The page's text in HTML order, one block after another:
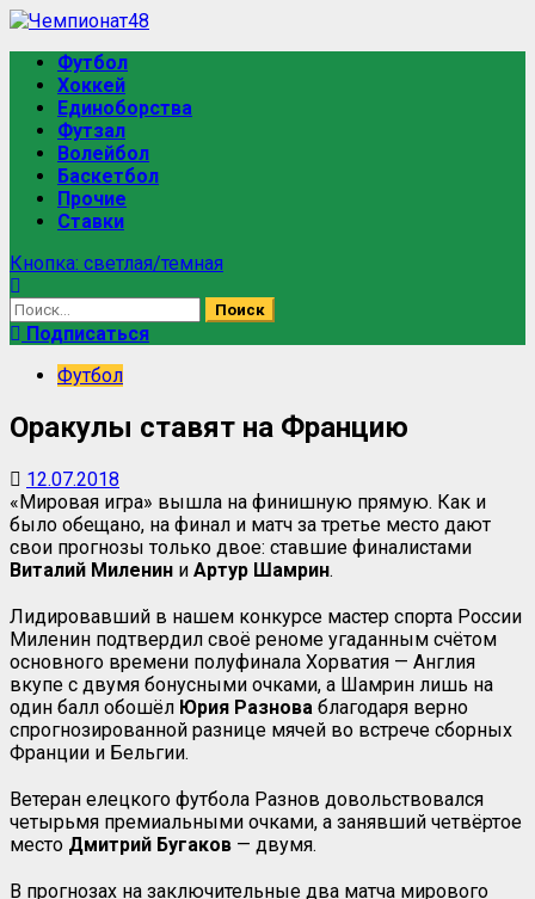
Футбол
Хоккей
Единоборства
Футзал
Волейбол
Баскетбол
Прочие
Ставки
Кнопка: светлая/темная
Подписаться
Футбол
Оракулы ставят на Францию
12.07.2018
«Мировая игра» вышла на финишную прямую. Как и
было обещано, на финал и матч за третье место дают
свои прогнозы только двое: ставшие финалистами
Виталий Миленин и Артур Шамрин.
Лидировавший в нашем конкурсе мастер спорта России
Миленин подтвердил своё реноме угаданным счётом
основного времени полуфинала Хорватия — Англия
вкупе с двумя бонусными очками, а Шамрин лишь на
один балл обошёл Юрия Разнова благодаря верно
спрогнозированной разнице мячей во встрече сборных
Франции и Бельгии.
Ветеран елецкого футбола Разнов довольствовался
четырьмя премиальными очками, а занявший четвёртое
место Дмитрий Бугаков — двумя.
В прогнозах на заключительные два матча мирового